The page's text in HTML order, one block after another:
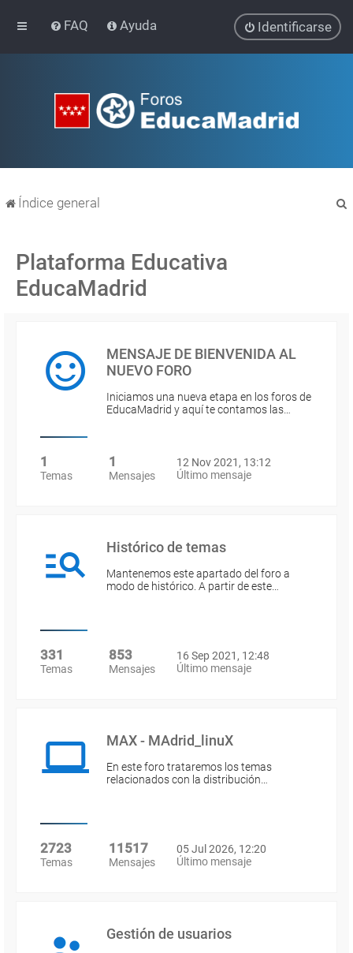
FAQ Ayuda Identificarse
Índice general
Plataforma Educativa
EducaMadrid
MENSAJE DE BIENVENIDA AL
NUEVO FORO
Iniciamos una nueva etapa en los foros de
EducaMadrid y aquí te contamos las…
1
Temas
1
Mensajes
12 Nov 2021, 13:12
Último mensaje
Histórico de temas
Mantenemos este apartado del foro a
modo de histórico. A partir de este…
331
Temas
853
Mensajes
16 Sep 2021, 12:48
Último mensaje
MAX - MAdrid_linuX
En este foro trataremos los temas
relacionados con la distribución…
2723
Temas
11517
Mensajes
05 Jul 2026, 12:20
Último mensaje
Gestión de usuarios